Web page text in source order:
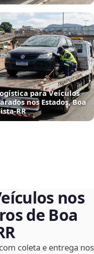
para Veículos
nos Estados, Boa
nos
de Boa
coleta e entrega nos